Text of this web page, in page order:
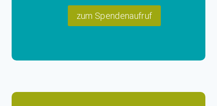
zum Spendenaufruf